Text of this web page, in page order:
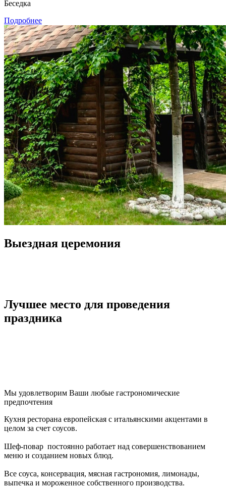
Беседка
Подробнее
Выездная церемония
Лучшее место для проведения
праздника
Мы удовлетворим Ваши любые гастрономические
предпочтения
Кухня ресторана европейская с итальянскими акцентами в
целом за счет соусов.
Шеф-повар постоянно работает над совершенствованием
меню и созданием новых блюд.
Все соуса, консервация, мясная гастрономия, лимонады,
выпечка и мороженное собственного производства.